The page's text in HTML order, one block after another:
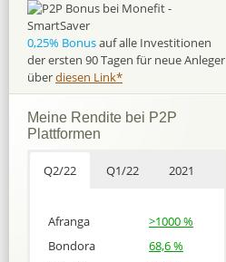
0,25% Bonusauf alle Investitionen
der ersten 90 Tagen für neue Anleger
überdiesen Link*
Meine Rendite bei P2P
Plattformen
Q2/22 Q1/22 2021
Afranga
>1000 %
Bondora
68,6 %